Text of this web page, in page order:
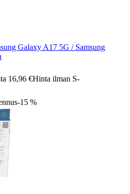
Galaxy A17 5G / Samsung
16,96 €Hinta ilman S-
-15 %